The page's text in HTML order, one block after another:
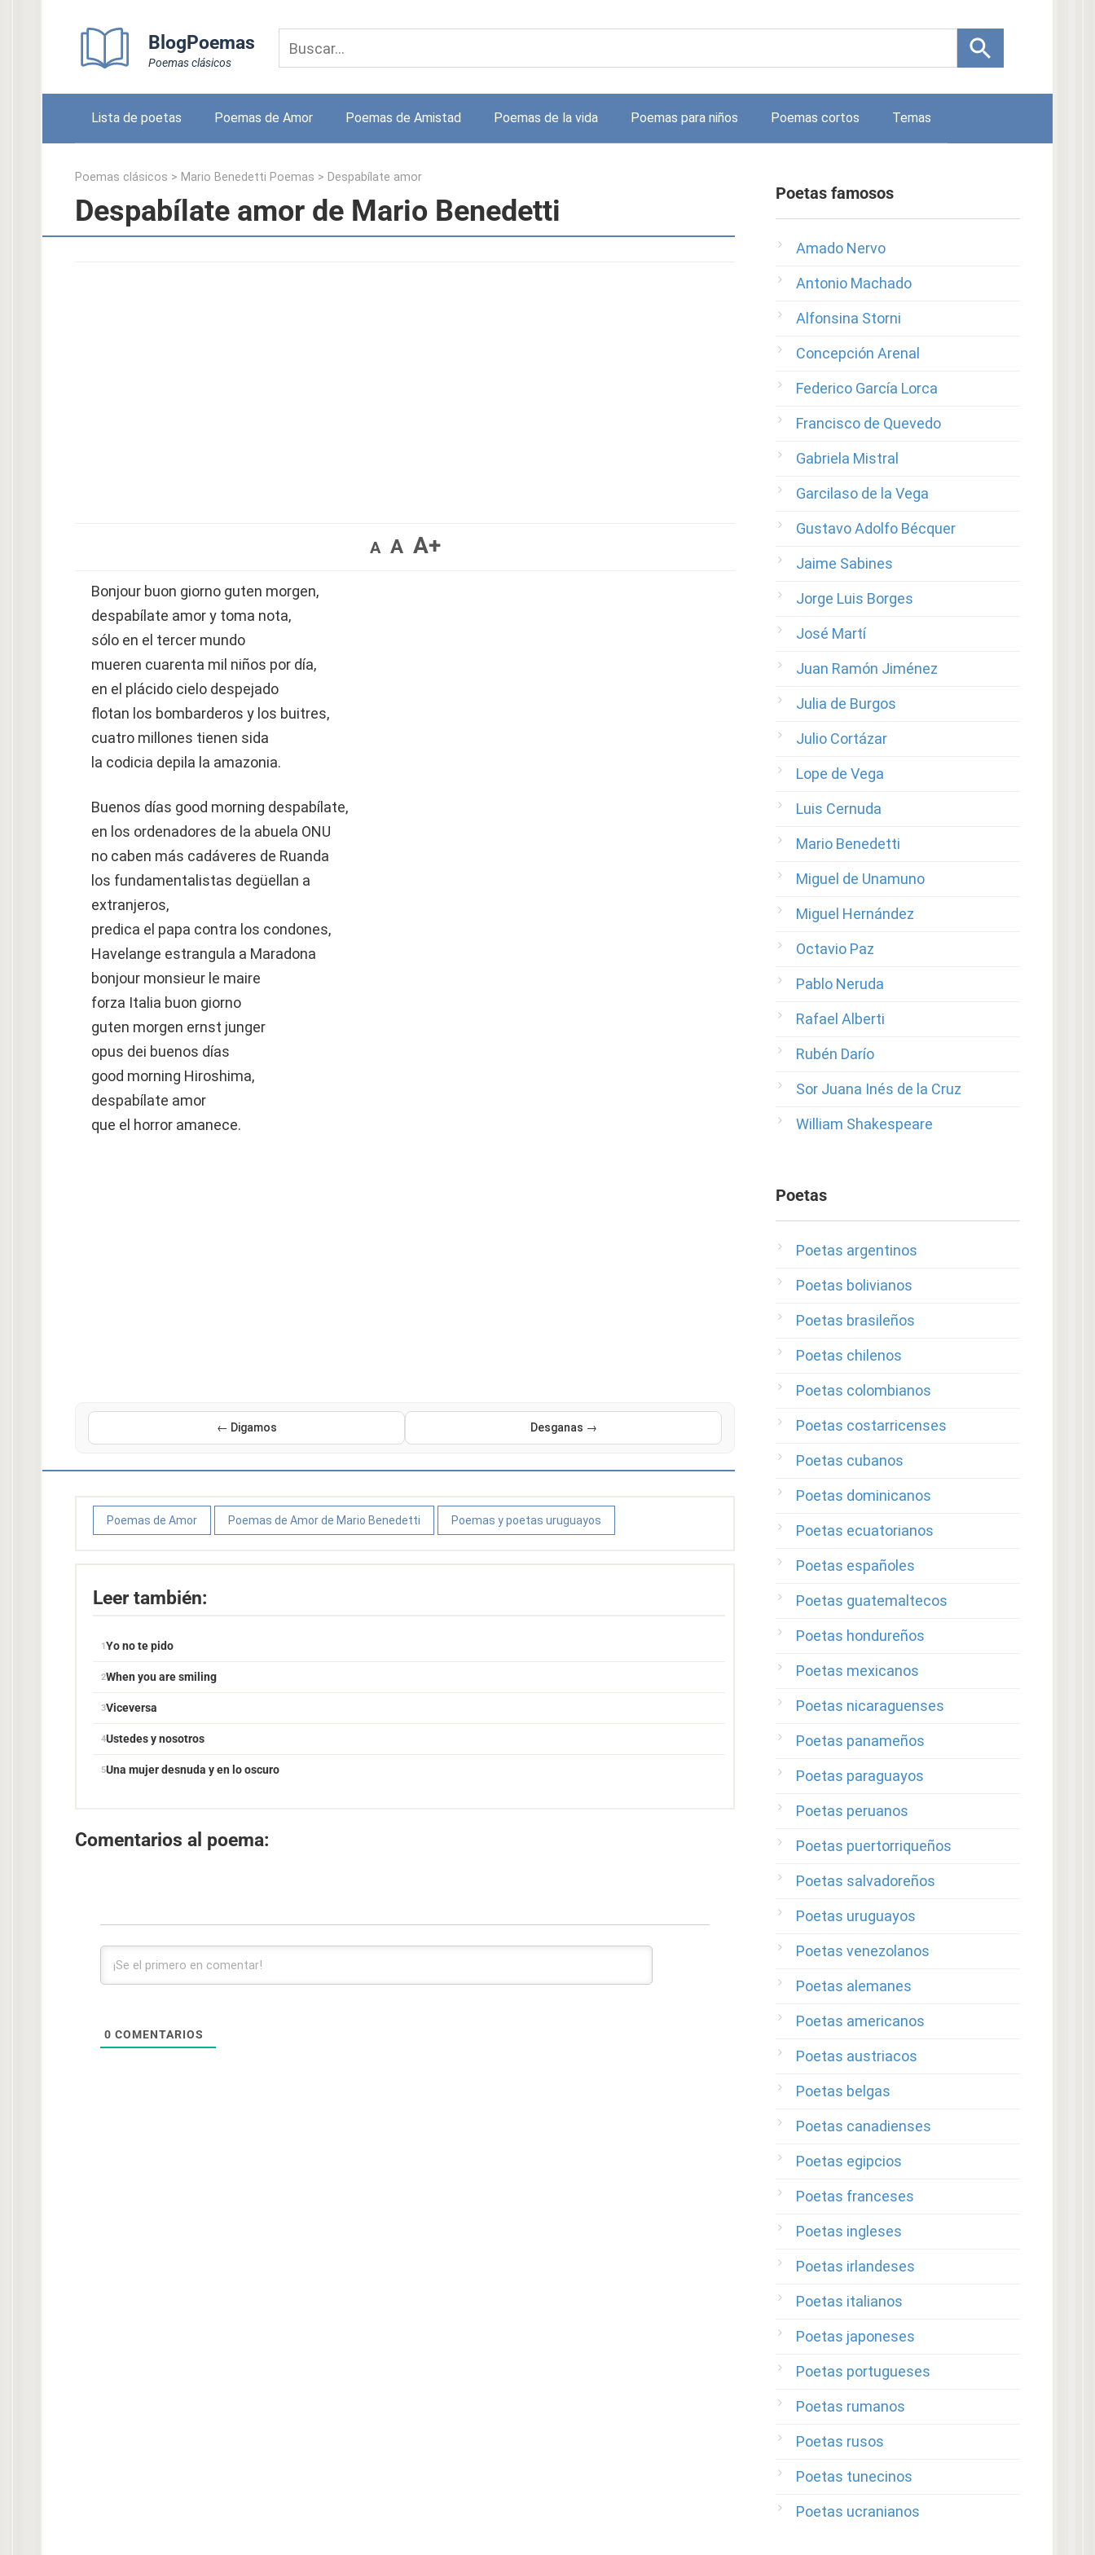
BlogPoemas
Poemas clásicos
Lista de poetas Poemas de Amor Poemas de Amistad Poemas de la vida Poemas para niños Poemas cortos Temas
Poemas clásicos > Mario Benedetti Poemas > Despabílate amor
Despabílate amor de Mario Benedetti
A A A+
Bonjour buon giorno guten morgen,
despabílate amor y toma nota,
sólo en el tercer mundo
mueren cuarenta mil niños por día,
en el plácido cielo despejado
flotan los bombarderos y los buitres,
cuatro millones tienen sida
la codicia depila la amazonia.
Buenos días good morning despabílate,
en los ordenadores de la abuela ONU
no caben más cadáveres de Ruanda
los fundamentalistas degüellan a
extranjeros,
predica el papa contra los condones,
Havelange estrangula a Maradona
bonjour monsieur le maire
forza Italia buon giorno
guten morgen ernst junger
opus dei buenos días
good morning Hiroshima,
despabílate amor
que el horror amanece.
← Digamos Desganas →
Poemas de Amor Poemas de Amor de Mario Benedetti Poemas y poetas uruguayos
Leer también:
Yo no te pido
When you are smiling
Viceversa
Ustedes y nosotros
Una mujer desnuda y en lo oscuro
Comentarios al poema:
0 COMENTARIOS
Poetas famosos
Amado Nervo
Antonio Machado
Alfonsina Storni
Concepción Arenal
Federico García Lorca
Francisco de Quevedo
Gabriela Mistral
Garcilaso de la Vega
Gustavo Adolfo Bécquer
Jaime Sabines
Jorge Luis Borges
José Martí
Juan Ramón Jiménez
Julia de Burgos
Julio Cortázar
Lope de Vega
Luis Cernuda
Mario Benedetti
Miguel de Unamuno
Miguel Hernández
Octavio Paz
Pablo Neruda
Rafael Alberti
Rubén Darío
Sor Juana Inés de la Cruz
William Shakespeare
Poetas
Poetas argentinos
Poetas bolivianos
Poetas brasileños
Poetas chilenos
Poetas colombianos
Poetas costarricenses
Poetas cubanos
Poetas dominicanos
Poetas ecuatorianos
Poetas españoles
Poetas guatemaltecos
Poetas hondureños
Poetas mexicanos
Poetas nicaraguenses
Poetas panameños
Poetas paraguayos
Poetas peruanos
Poetas puertorriqueños
Poetas salvadoreños
Poetas uruguayos
Poetas venezolanos
Poetas alemanes
Poetas americanos
Poetas austriacos
Poetas belgas
Poetas canadienses
Poetas egipcios
Poetas franceses
Poetas ingleses
Poetas irlandeses
Poetas italianos
Poetas japoneses
Poetas portugueses
Poetas rumanos
Poetas rusos
Poetas tunecinos
Poetas ucranianos